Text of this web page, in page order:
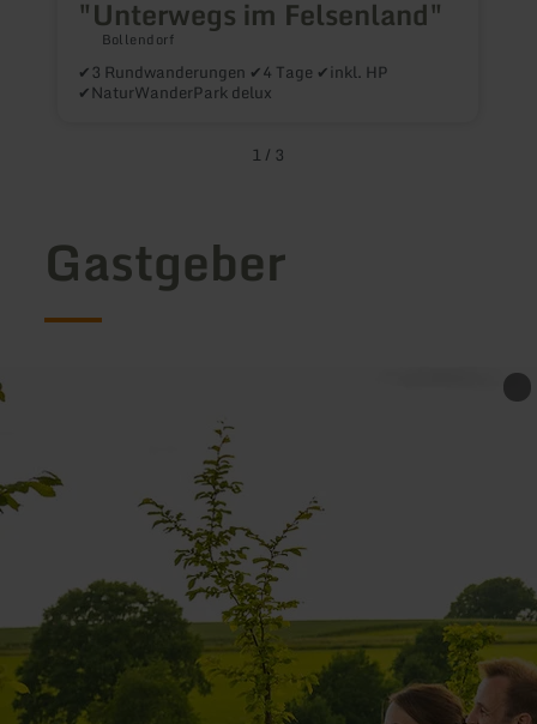
"Unterwegs im Felsenland"
Bollendorf
✔3 Rundwanderungen ✔4 Tage ✔inkl. HP
✔NaturWanderPark delux
1 / 3
Gastgeber